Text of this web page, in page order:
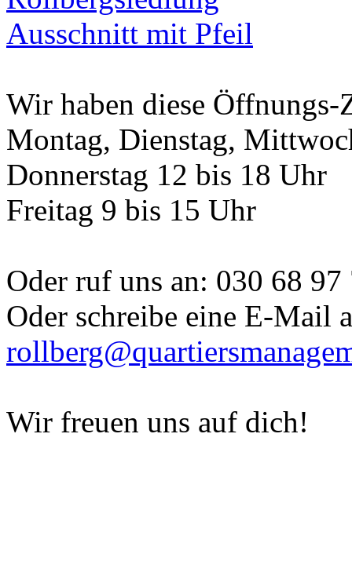
Wir haben diese Öffnungs-
Montag, Dienstag,
Donnerstag 12 bis 18 Uhr
Freitag 9 bis 15 Uhr
Oder ruf uns an: 030 68 97
Oder schreibe eine E-Mail
Wir freuen uns auf dich!